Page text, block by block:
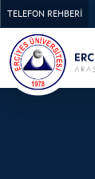
TELEFON REHBERİ